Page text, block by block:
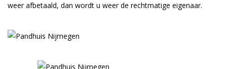
weer afbetaald, dan wordt u weer de rechtmatige eigenaar.